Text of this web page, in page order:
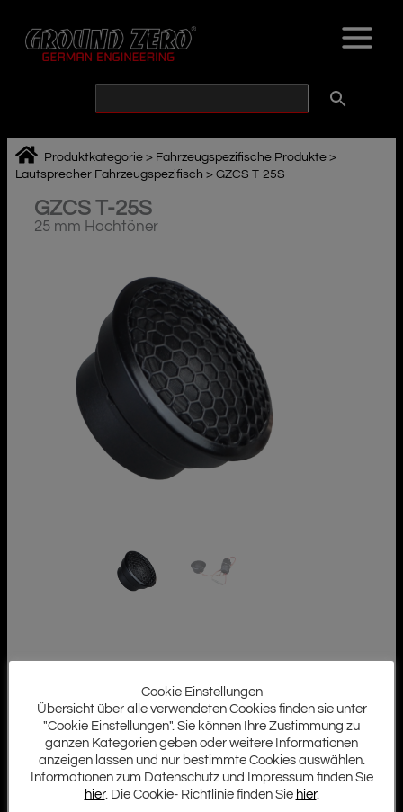
springen
Produktkategorie > Fahrzeugspezifische Produkte >
Lautsprecher Fahrzeugspezifisch >GZCS T-25S
GZCS T-25S
25 mm Hochtöner
Cookie Einstellungen
Übersicht über alle verwendeten Cookies finden sie unter
"Cookie Einstellungen". Sie können Ihre Zustimmung zu
ganzen Kategorien geben oder weitere Informationen
anzeigen lassen und nur bestimmte Cookies auswählen.
Informationen zum Datenschutz und Impressum finden Sie
hier. Die Cookie- Richtlinie finden Sie hier.